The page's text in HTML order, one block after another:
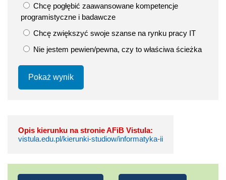
Chcę pogłębić zaawansowane kompetencje
programistyczne i badawcze
Chcę zwiększyć swoje szanse na rynku pracy IT
Nie jestem pewien/pewna, czy to właściwa ścieżka
Pokaż wynik
Opis kierunku na stronie AFiB Vistula:
vistula.edu.pl/kierunki-studiow/informatyka-ii